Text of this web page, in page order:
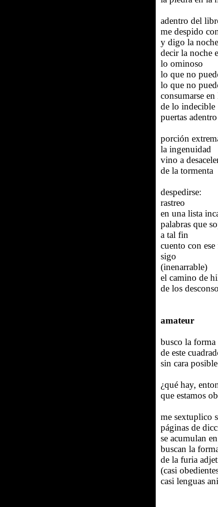
adentro del
me despido
y digo la noche
decir la noche
lo ominoso
lo que no
lo que no
consumarse
de lo indecible
puertas adentro
porción
la ingenuidad
vino a
de la tormenta
despedirse:
rastreo
en una lista
palabras que
a tal fin
cuento con
sigo
(inenarrable)
el camino de
de los
amateur
busco la forma
de este
sin cara posible
¿qué hay,
que estamos
me sextuplico
páginas de
se acumulan
buscan la
de la furia
(casi
casi lenguas